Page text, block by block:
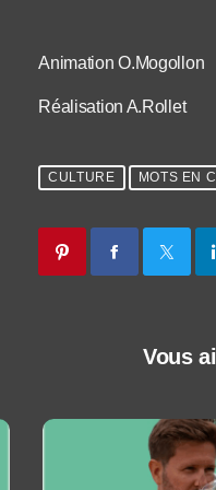
Animation O.Mogollon
Réalisation A.Rollet
CULTURE MOTS EN
Vous